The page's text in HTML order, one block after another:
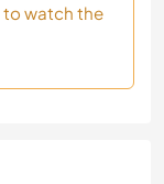
to watch the